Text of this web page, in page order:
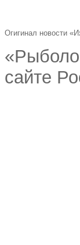
Огигинал новости
сайте